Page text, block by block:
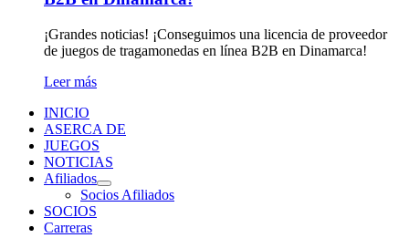
¡Grandes noticias! ¡Conseguimos una licencia de proveedor
de juegos de tragamonedas en línea B2B en Dinamarca!
Leer más
INICIO
ASERCA DE
JUEGOS
NOTICIAS
Afiliados
Socios Afiliados
SOCIOS
Carreras